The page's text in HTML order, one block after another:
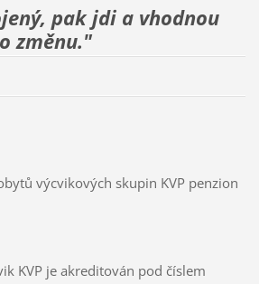
pak jdi a vhodnou
o změnu."
výcvikových skupin KVP penzion
KVP je akreditován pod číslem